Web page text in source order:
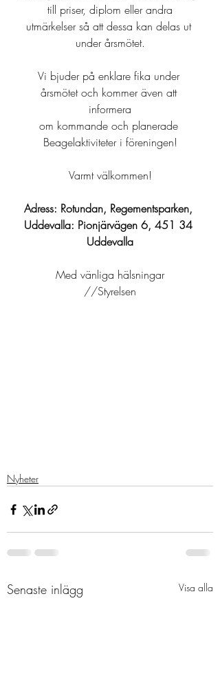
till priser, diplom eller andra
utmärkelser så att dessa kan delas ut
under årsmötet.
Vi bjuder på enklare fika under
årsmötet och kommer även att
informera
om kommande och planerade
Beagelaktiviteter i föreningen!
Varmt välkommen!
Adress: Rotundan, Regementsparken,
Uddevalla: Pionjärvägen 6, 451 34
Uddevalla
Med vänliga hälsningar
//Styrelsen
Nyheter
Senaste inlägg Visa alla